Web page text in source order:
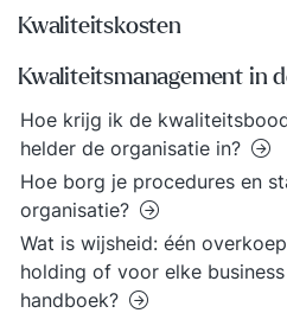
Kwaliteitskosten
Kwaliteitsmanagement in
Hoe krijg ik de
helder de organisatie in?
Hoe borg je procedures en
organisatie?
Wat is wijsheid: één
holding of voor elke
handboek?